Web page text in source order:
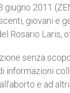
giugno 2011
giovani e
Rosario Laris,
senza
informazioni
e ad